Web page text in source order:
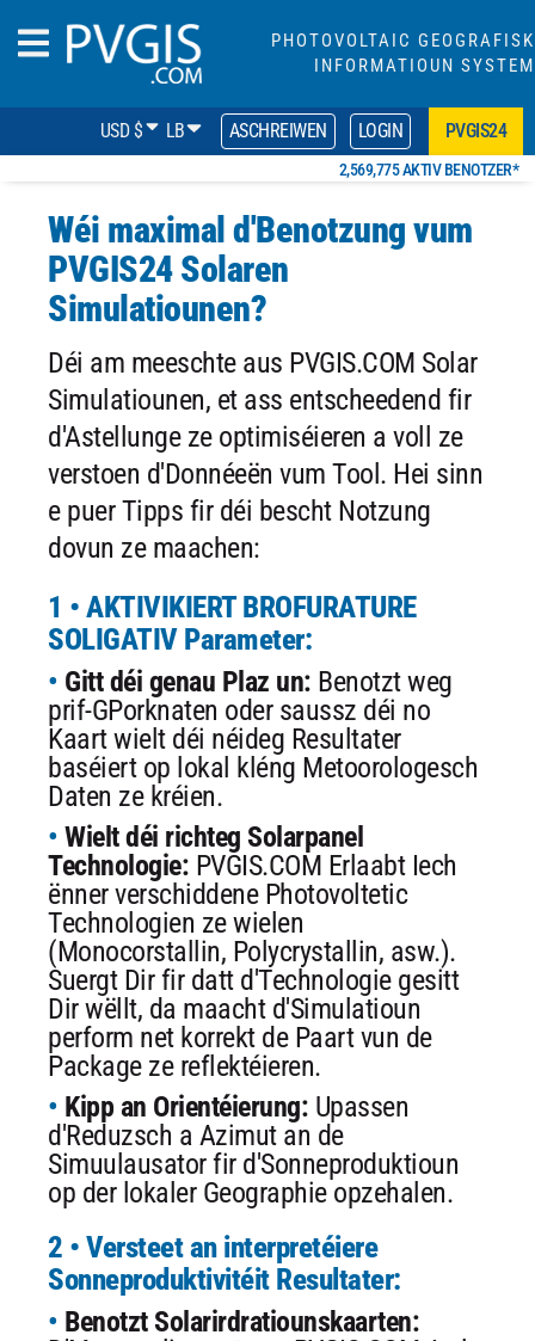
PHOTOVOLTAIC GEOGRAFISK
INFORMATIOUN SYSTEM
USD $ LB ASCHREIWEN LOGIN PVGIS24
2,569,775 AKTIV BENOTZER*
Wéi maximal d'Benotzung vum
PVGIS24 Solaren
Simulatiounen?
Déi am meeschte aus PVGIS.COM Solar
Simulatiounen, et ass entscheedend fir
d'Astellunge ze optimiséieren a voll ze
verstoen d'Donnéeën vum Tool. Hei sinn
e puer Tipps fir déi bescht Notzung
dovun ze maachen:
1 • AKTIVIKIERT BROFURATURE
SOLIGATIV Parameter:
Gitt déi genau Plaz un: Benotzt weg
prif-GPorknaten oder saussz déi no
Kaart wielt déi néideg Resultater
baséiert op lokal kléng Metoorologesch
Daten ze kréien.
Wielt déi richteg Solarpanel
Technologie: PVGIS.COM Erlaabt Iech
ënner verschiddene Photovoltetic
Technologien ze wielen
(Monocorstallin, Polycrystallin, asw.).
Suergt Dir fir datt d'Technologie gesitt
Dir wëllt, da maacht d'Simulatioun
perform net korrekt de Paart vun de
Package ze reflektéieren.
Kipp an Orientéierung: Upassen
d'Reduzsch a Azimut an de
Simuulausator fir d'Sonneproduktioun
op der lokaler Geographie opzehalen.
2 • Versteet an interpretéiere
Sonneproduktivitéit Resultater:
Benotzt Solarirdratiounskaarten: